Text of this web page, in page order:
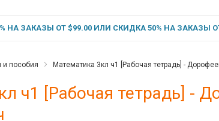
ЗАКАЗЫ ОТ $99.00 ИЛИ СКИДКА 50% НА ЗАКАЗЫ
и пособия Математика 3кл ч1 [Рабочая тетрадь] -
ч1 [Рабочая тетрадь] -